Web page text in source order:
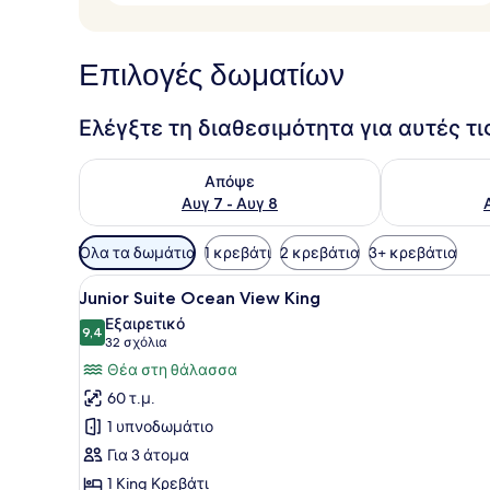
Επιλογές δωματίων
Ελέγξτε τη διαθεσιμότητα για αυτές
Απόψε
Αυγ 7 - Αυγ 8
Έλεγχος διαθεσιμότητας για απόψε Αυγ 7 - Αυγ 8
Έλεγχος
Διαθέσιμα
φίλτρα
για
τα
δωμάτια
Όλα τα δωμάτια 1 κρεβάτι 2 κρεβάτια 3+ κρεβάτια
Προβολή
όλων
των
φωτογραφιών
για
Junior
Suite
Ocean
Ένα στρωμένο κρεβάτι με
6
Junior Suite Ocean View King
9,49,4 στα 10
Εξαιρετικό
32 σχόλια
(32
σχόλια)
Θέα στη θάλασσα
60 τ.μ.
1 υπνοδωμάτιο
Για 3 άτομα
1 King Κρεβάτι